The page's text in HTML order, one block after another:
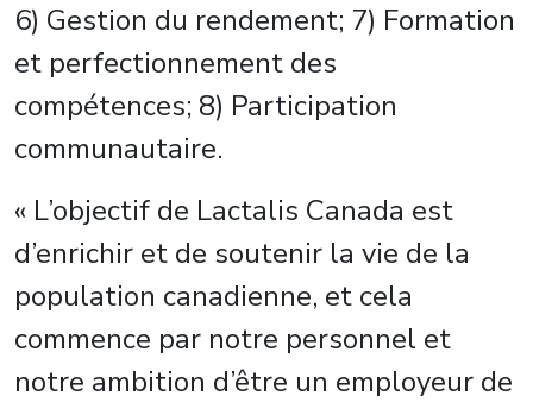
6) Gestion du rendement; 7) Formation
et perfectionnement des
compétences; 8) Participation
communautaire.
« L’objectif de Lactalis Canada est
d’enrichir et de soutenir la vie de la
population canadienne, et cela
commence par notre personnel et
notre ambition d’être un employeur de